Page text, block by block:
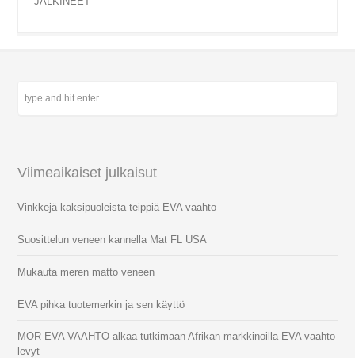
Viimeaikaiset julkaisut
Vinkkejä kaksipuoleista teippiä EVA vaahto
Suosittelun veneen kannella Mat FL USA
Mukauta meren matto veneen
EVA pihka tuotemerkin ja sen käyttö
MOR EVA VAAHTO alkaa tutkimaan Afrikan markkinoilla EVA vaahto
levyt